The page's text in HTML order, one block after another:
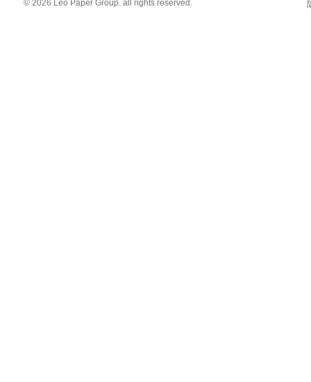
© 2026 Leo Paper Group. all rights reserved.